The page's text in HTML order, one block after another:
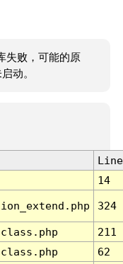
失败，可能的原
动。
Line
14
324
211
62